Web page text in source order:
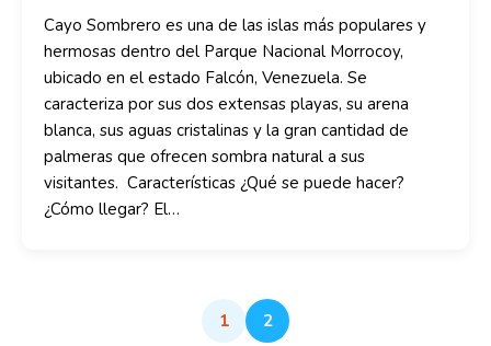
Cayo Sombrero es una de las islas más populares y
hermosas dentro del Parque Nacional Morrocoy,
ubicado en el estado Falcón, Venezuela. Se
caracteriza por sus dos extensas playas, su arena
blanca, sus aguas cristalinas y la gran cantidad de
palmeras que ofrecen sombra natural a sus
visitantes. Características ¿Qué se puede hacer?
¿Cómo llegar? El…
1 2